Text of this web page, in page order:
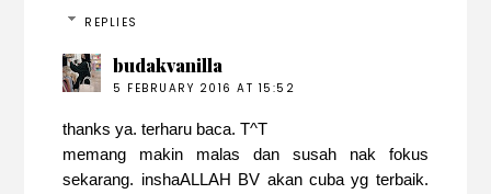
REPLIES
budakvanilla
5 FEBRUARY 2016 AT 15:52
thanks ya. terharu baca. T^T
memang makin malas dan susah nak fokus
sekarang. inshaALLAH BV akan cuba yg terbaik.